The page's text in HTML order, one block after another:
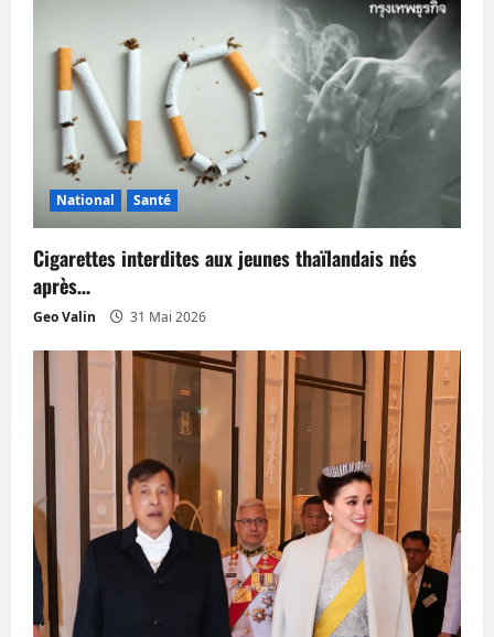
National Santé
Cigarettes interdites aux jeunes thaïlandais nés
après…
Geo Valin 31 Mai 2026